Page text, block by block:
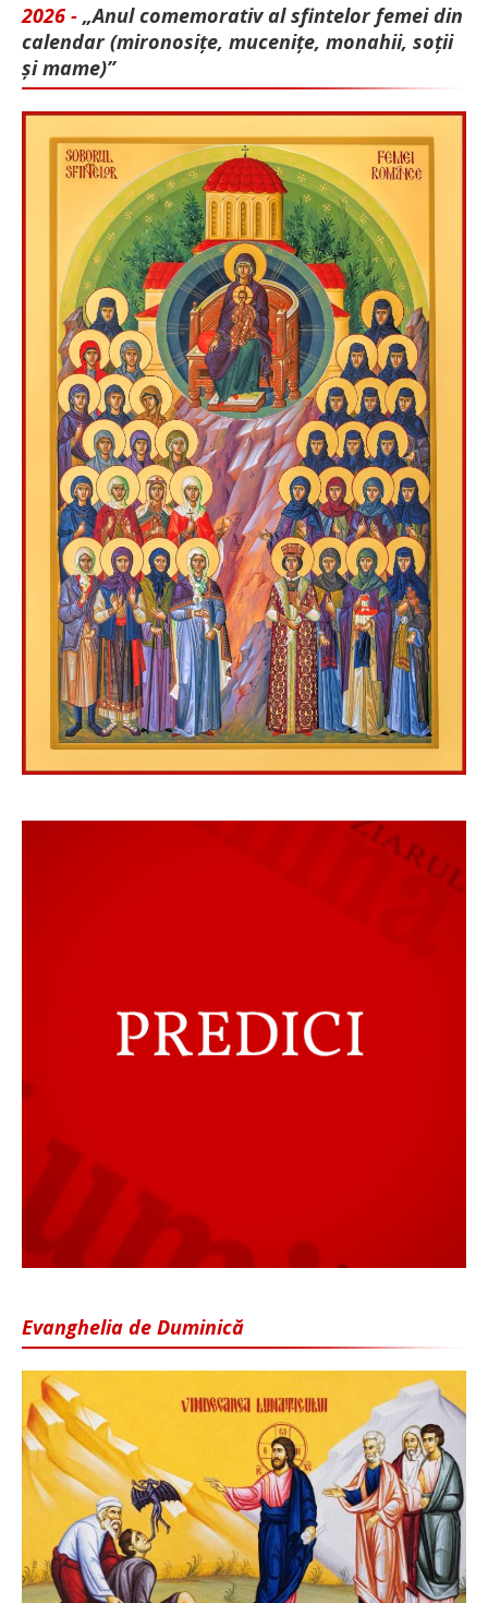
2026 - „Anul comemorativ al sfintelor femei din
calendar (mironosițe, mu­cenițe, monahii, soții
și mame)”
Evanghelia de Duminică